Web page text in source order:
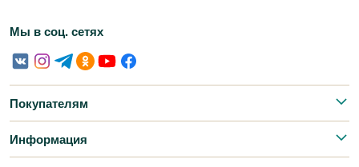
Мы в соц. сетях
Покупателям
Информация